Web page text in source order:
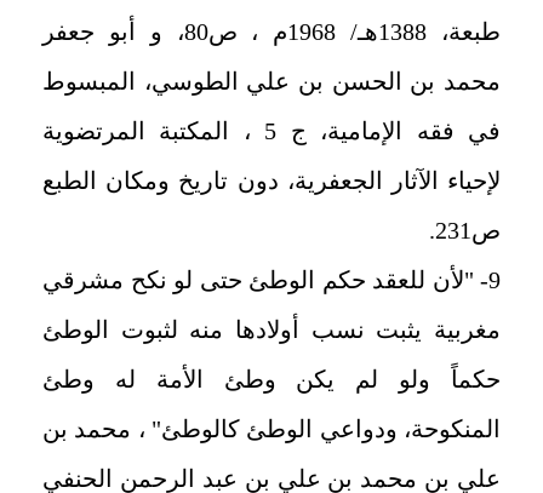
طبعة، 1388هـ/ 1968م ، ص80، و أبو جعفر
محمد بن الحسن بن علي الطوسي، المبسوط
في فقه الإمامية، ج 5 ، المكتبة المرتضوية
لإحياء الآثار الجعفرية، دون تاريخ ومكان الطبع
ص231.
9- "لأن للعقد حكم الوطئ حتى لو نكح مشرقي
مغربية يثبت نسب أولادها منه لثبوت الوطئ
حكماً ولو لم يكن وطئ الأمة له وطئ
المنكوحة، ودواعي الوطئ كالوطئ" ، محمد بن
علي بن محمد بن علي بن عبد الرحمن الحنفي